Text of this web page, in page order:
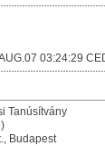
03:24:29
Tanúsítvány
Budapest